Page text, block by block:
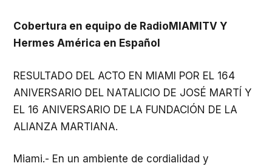
Cobertura en equipo de RadioMIAMITV Y
Hermes América en Español
RESULTADO DEL ACTO EN MIAMI POR EL 164
ANIVERSARIO DEL NATALICIO DE JOSÉ MARTÍ Y
EL 16 ANIVERSARIO DE LA FUNDACIÓN DE LA
ALIANZA MARTIANA.
Miami.- En un ambiente de cordialidad y